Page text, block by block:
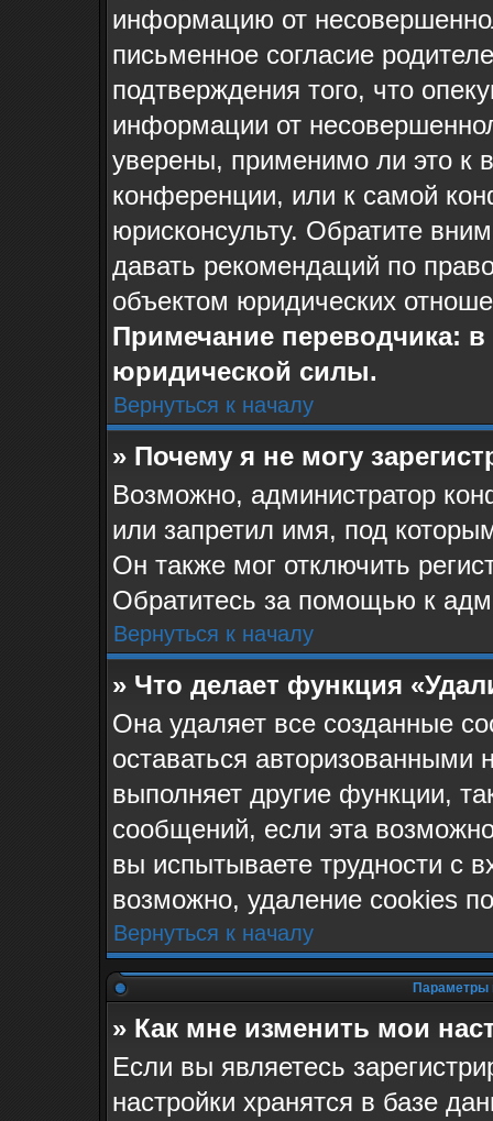
информацию от
письменное согласие
подтверждения того, что
информации от
уверены, применимо ли это к
конференции, или к самой
юрисконсульту. Обратите
давать рекомендаций по
объектом юридических
Примечание переводчика:
юридической силы.
Вернуться к началу
» Почему я не могу
Возможно, администратор
или запретил имя, под
Он также мог отключить
Обратитесь за помощью к
Вернуться к началу
» Что делает функция
Она удаляет все созданные
оставаться авторизованными
выполняет другие функции,
сообщений, если эта
вы испытываете трудности с
возможно, удаление cookies
Вернуться к началу
Параметры
» Как мне изменить мои
Если вы являетесь
настройки хранятся в базе